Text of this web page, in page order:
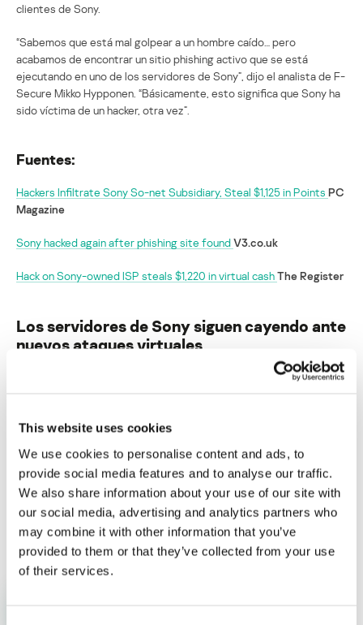
This website uses cookies
We use cookies to personalise content and ads, to
provide social media features and to analyse our traffic.
We also share information about your use of our site with
our social media, advertising and analytics partners who
may combine it with other information that you’ve
provided to them or that they’ve collected from your use
of their services.
clientes de Sony.
“Sabemos que está mal golpear a un hombre caído… pero
acabamos de encontrar un sitio phishing activo que se está
ejecutando en uno de los servidores de Sony”, dijo el analista de F-
Secure Mikko Hypponen. “Básicamente, esto significa que Sony ha
sido víctima de un hacker, otra vez”.
Fuentes:
Hackers Infiltrate Sony So-net Subsidiary, Steal $1,125 in Points PC
Magazine
Sony hacked again after phishing site foundV3.co.uk
Hack on Sony-owned ISP steals $1,220 in virtual cashThe Register
Los servidores de Sony siguen cayendo ante
nuevos ataques virtuales
Su dirección de correo electrónico no será publicada. Los
Nombre* Correo electrónico *